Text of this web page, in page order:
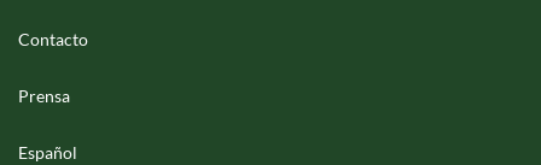
Contacto
Prensa
Español